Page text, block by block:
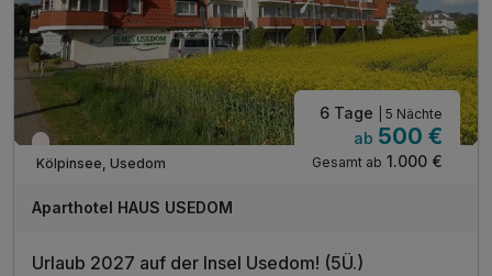
Wieder frei ab März
Kölpinsee, Usedom
6 Tage | 5 Nächte
ab 500 €
Gesamt ab 1.000 €
Aparthotel HAUS USEDOM
Urlaub 2027 auf der Insel Usedom! (5Ü.)